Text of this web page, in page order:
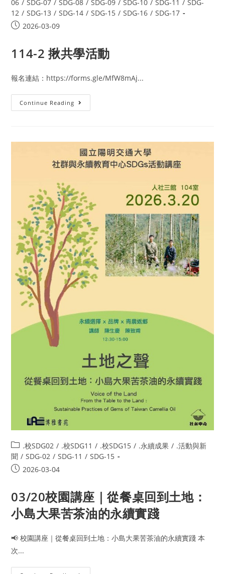
06 / SDG-07 / SDG-08 / SDG-09 / SDG-10 / SDG-11 / SDG-
12 / SDG-13 / SDG-14 / SDG-15 / SDG-16 / SDG-17
2026-03-09
114-2 揪共學活動
報名連結：https://forms.gle/MfW8mAj...
Continue Reading
.校SDG02 / .校SDG11 / .校SDG15 / .永續成果 / .活動與新
聞 / SDG-02 / SDG-11 / SDG-15
2026-03-04
03/20校園講座｜從餐桌回到土地：
小島大果苦茶油的永續實踐
📢 校園講座｜從餐桌回到土地：小島大果苦茶油的永續實踐 本
次...